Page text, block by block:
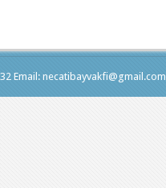
Email: necatibayvakfi@gmail.com